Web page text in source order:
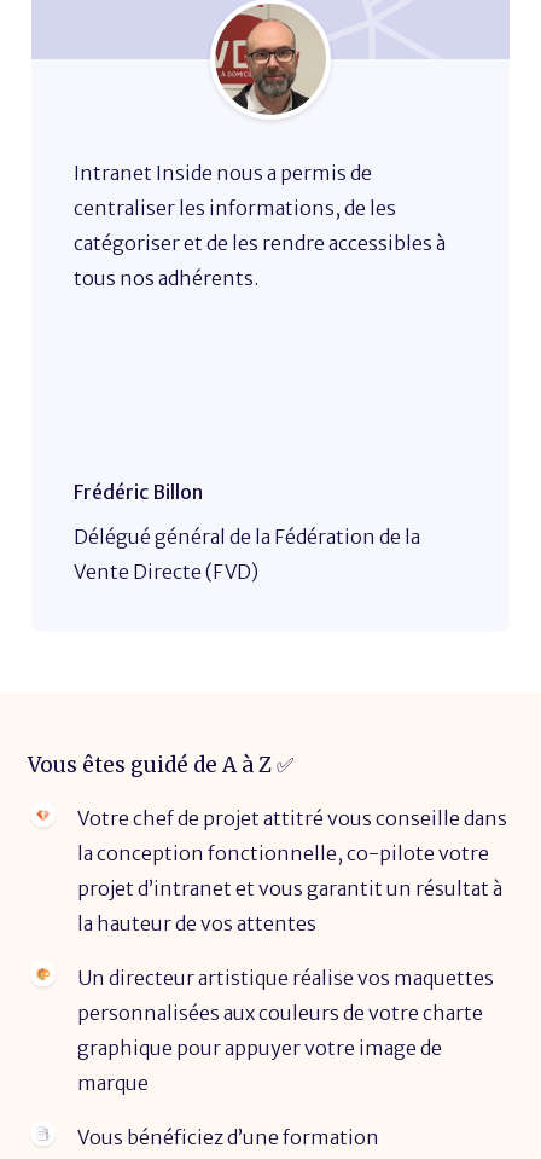
Intranet Inside nous a permis de
centraliser les informations, de les
catégoriser et de les rendre accessibles à
tous nos adhérents.
Frédéric Billon
Délégué général de la Fédération de la
Vente Directe (FVD)
Vous êtes guidé de A à Z ✅
Votre chef de projet attitré vous conseille dans
la conception fonctionnelle, co-pilote votre
projet d’intranet et vous garantit un résultat à
la hauteur de vos attentes
Un directeur artistique réalise vos maquettes
personnalisées aux couleurs de votre charte
graphique pour appuyer votre image de
marque
Vous bénéficiez d’une formation